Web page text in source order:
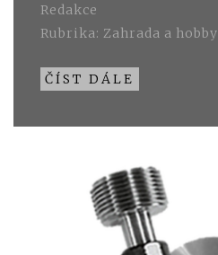
Redakce
Rubrika: Zahrada a hobby
ČÍST DÁLE